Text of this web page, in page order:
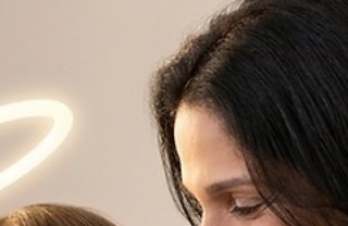
(17) o 37º Batalhão de Polícia Militar (BPM)
apreendeu um laboratório de refino de
cocaína e prendeu um homem em Araxá,
dando sequência a uma ofensiva que,
a noite anterior, também havia retirado
entorpecentes de circulação no Centro da